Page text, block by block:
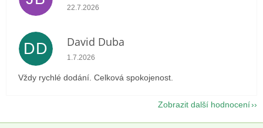
Hodnocení obchodu je 5 z 5 hvězdiček.
22.7.2026
DD David Duba
Hodnocení obchodu je 5 z 5 hvězdiček.
1.7.2026
Vždy rychlé dodání. Celková spokojenost.
Zobrazit další hodnocení